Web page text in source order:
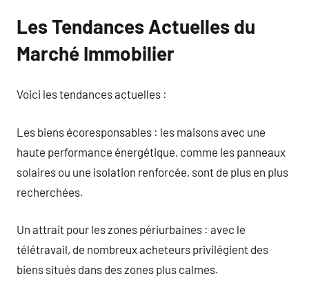
Les Tendances Actuelles du
Marché Immobilier
Voici les tendances actuelles :
Les biens écoresponsables : les maisons avec une
haute performance énergétique, comme les panneaux
solaires ou une isolation renforcée, sont de plus en plus
recherchées.
Un attrait pour les zones périurbaines : avec le
télétravail, de nombreux acheteurs privilégient des
biens situés dans des zones plus calmes.